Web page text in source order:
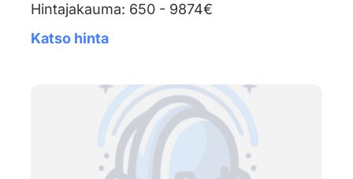
Hintajakauma: 650 - 9874€
Katso hinta